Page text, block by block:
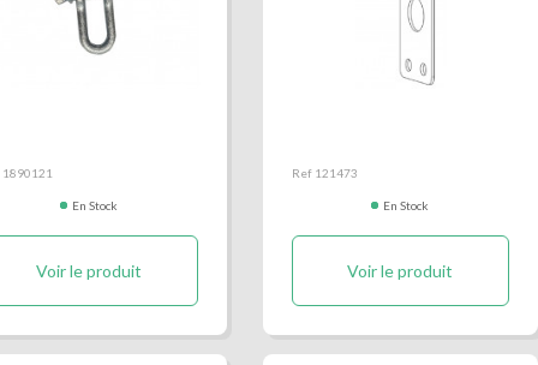
1890121
En Stock
Voir le produit
Ref 121473
En Stock
Voir le produit